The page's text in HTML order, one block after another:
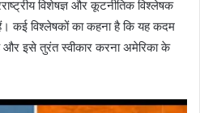
विशेषज्ञ और कूटनीतिक विश्लेषक
कई विश्लेषकों का कहना है कि यह कदम
और इसे तुरंत स्वीकार करना अमेरिका के